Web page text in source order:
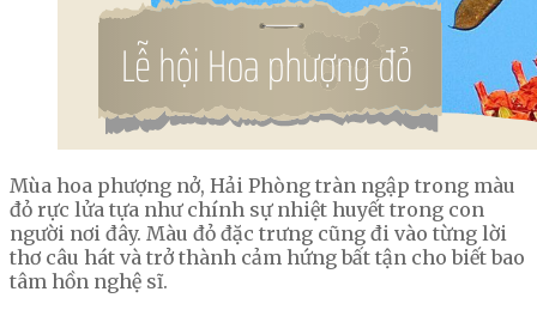
Mùa hoa phượng nở, Hải Phòng tràn ngập trong màu
đỏ rực lửa tựa như chính sự nhiệt huyết trong con
người nơi đây. Màu đỏ đặc trưng cũng đi vào từng lời
thơ câu hát và trở thành cảm hứng bất tận cho biết bao
tâm hồn nghệ sĩ.